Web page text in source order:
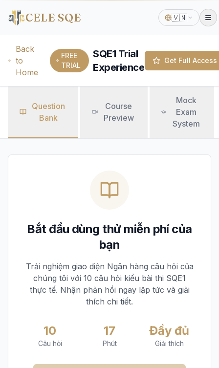
CELE SQE 🇻🇳
Back
to
Home
FREE
TRIAL
SQE1 Trial
Experience
Get Full Access
Question
Bank
Course
Preview
Mock
Exam
System
Bắt đầu dùng thử miễn phí của
bạn
Trải nghiệm giao diện Ngân hàng câu hỏi của
chúng tôi với 10 câu hỏi kiểu bài thi SQE1
thực tế. Nhận phản hồi ngay lập tức và giải
thích chi tiết.
10
Câu hỏi
17
Phút
Đầy đủ
Giải thích